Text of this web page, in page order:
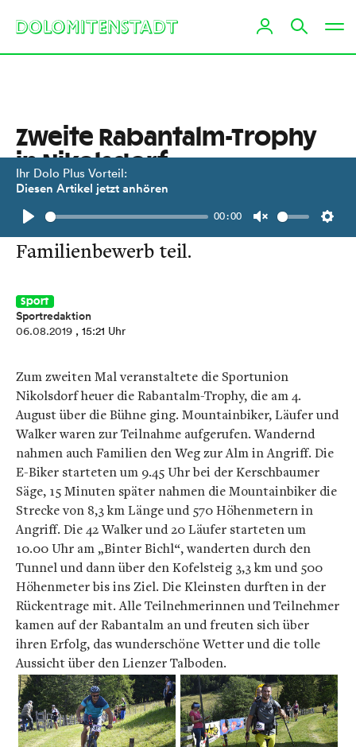
Ihr Dolo Plus Vorteil:
Diesen Artikel jetzt anhören
Play
00:00
Unmute
Zweite Rabantalm-Trophy
in Nikolsdorf
Neben Bikern nahmen auch Läufer
und Wanderer an diesem
Familienbewerb teil.
Sport
Sportredaktion
06.08.2019 , 15:21 Uhr
Zum zweiten Mal veranstaltete die Sportunion
Nikolsdorf heuer die Rabantalm-Trophy, die am 4.
August über die Bühne ging. Mountainbiker, Läufer und
Walker waren zur Teilnahme aufgerufen. Wandernd
nahmen auch Familien den Weg zur Alm in Angriff. Die
E-Biker starteten um 9.45 Uhr bei der Kerschbaumer
Säge, 15 Minuten später nahmen die Mountainbiker die
Strecke von 8,3 km Länge und 570 Höhenmetern in
Angriff. Die 42 Walker und 20 Läufer starteten um
10.00 Uhr am „Binter Bichl“, wanderten durch den
Tunnel und dann über den Kofelsteig 3,3 km und 500
Höhenmeter bis ins Ziel. Die Kleinsten durften in der
Rückentrage mit. Alle Teilnehmerinnen und Teilnehmer
kamen auf der Rabantalm an und freuten sich über
ihren Erfolg, das wunderschöne Wetter und die tolle
Aussicht über den Lienzer Talboden.